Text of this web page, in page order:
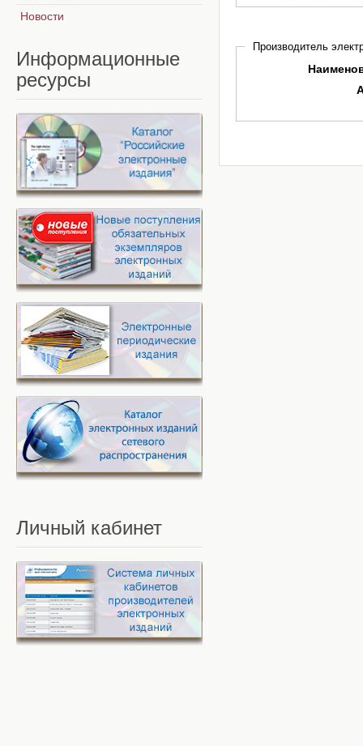
Производитель
Новости
Информационные
ресурсы
Личный кабинет